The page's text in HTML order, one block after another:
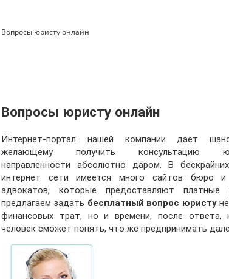
Вопросы юристу онлайн
Вопросы юристу онлайн
Интернет-портал нашей компании дает
желающему получить консультацию
направленности абсолютно даром. В
интернет сети имеется много сайтов бюро и
адвокатов, которые предоставляют платные
предлагаем задать бесплатный вопрос юристу
финансовых трат, но и времени, после ответа,
человек сможет понять, что же предпринимать